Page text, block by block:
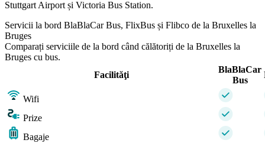
Stuttgart Airport și Victoria Bus Station.
Servicii la bord BlaBlaCar Bus, FlixBus și Flibco de la Bruxelles la
Bruges
Comparați serviciile de la bord când călătoriți de la Bruxelles la
Bruges cu bus.
Facilităţi
BlaBlaCar
Bus
Wifi
Prize
Bagaje